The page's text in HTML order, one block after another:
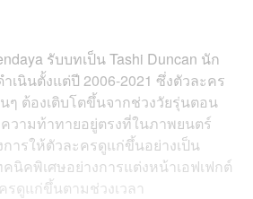
รับบทเป็น Tashi Duncan นัก
เนินตั้งแต่ปี 2006-2021 ซึ่งตัวละคร
ๆ ต้องเติบโตขึ้นจากช่วงวัยรุ่นตอน
วามท้าทายอยู่ตรงที่ในภาพยนตร์
การให้ตัวละครดูแก่ขึ้นอย่างเป็น
นิคพิเศษอย่างการแต่งหน้าเอฟเฟกต์
รดูแก่ขึ้นตามช่วงเวลา